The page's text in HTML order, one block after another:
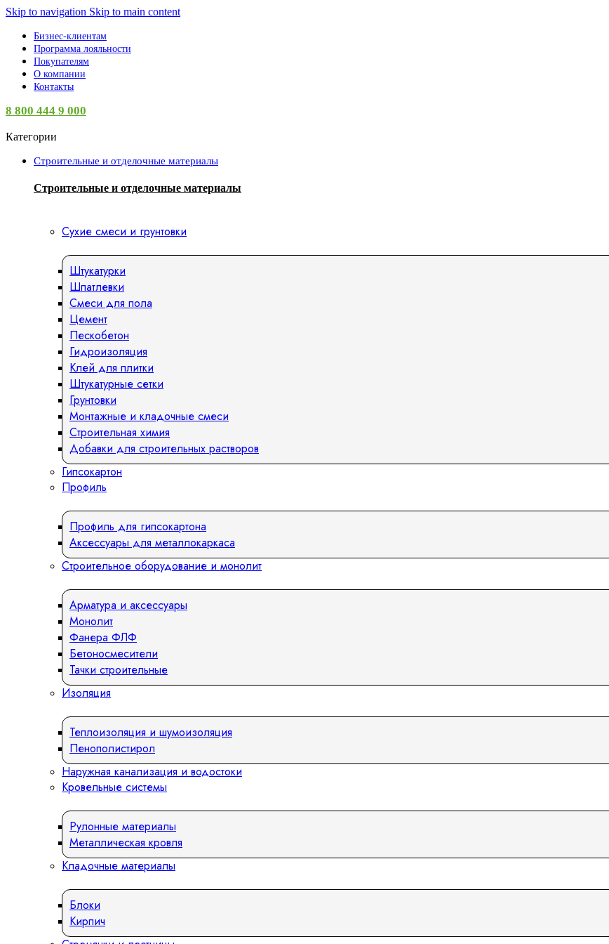
Skip to navigation Skip to main content
Бизнес-клиентам
Программа лояльности
Покупателям
О компании
Контакты
8 800 444 9 000
Категории
Строительные и отделочные материалы
Строительные и отделочные материалы
Сухие смеси и грунтовки
Штукатурки
Шпатлевки
Смеси для пола
Цемент
Пескобетон
Гидроизоляция
Клей для плитки
Штукатурные сетки
Грунтовки
Монтажные и кладочные смеси
Строительная химия
Добавки для строительных растворов
Гипсокартон
Профиль
Профиль для гипсокартона
Аксессуары для металлокаркаса
Строительное оборудование и монолит
Арматура и аксессуары
Монолит
Фанера ФЛФ
Бетоносмесители
Тачки строительные
Изоляция
Теплоизоляция и шумоизоляция
Пенополистирол
Наружная канализация и водостоки
Кровельные системы
Рулонные материалы
Металлическая кровля
Кладочные материалы
Блоки
Кирпич